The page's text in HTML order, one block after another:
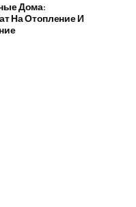
Дома:
На Отопление И